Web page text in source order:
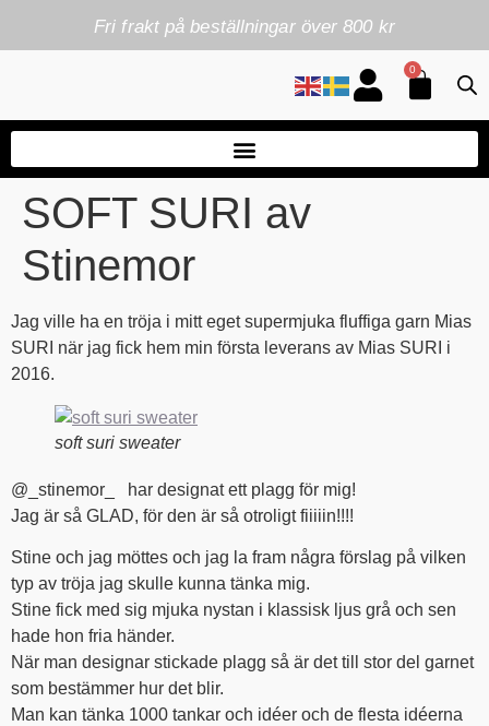
Fri frakt på beställningar över 800 kr
0
SOFT SURI av
Stinemor
Jag ville ha en tröja i mitt eget supermjuka fluffiga garn Mias
SURI när jag fick hem min första leverans av Mias SURI i
2016.
soft suri sweater
@_stinemor_ har designat ett plagg för mig!
Jag är så GLAD, för den är så otroligt fiiiiin!!!!
Stine och jag möttes och jag la fram några förslag på vilken
typ av tröja jag skulle kunna tänka mig.
Stine fick med sig mjuka nystan i klassisk ljus grå och sen
hade hon fria händer.
När man designar stickade plagg så är det till stor del garnet
som bestämmer hur det blir.
Man kan tänka 1000 tankar och idéer och de flesta idéerna